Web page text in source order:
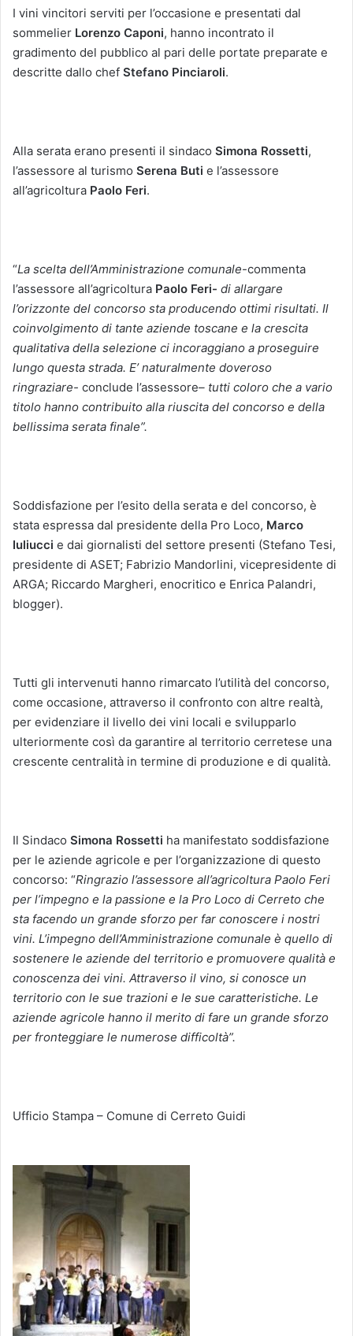
I vini vincitori serviti per l’occasione e presentati dal
sommelier Lorenzo Caponi, hanno incontrato il
gradimento del pubblico al pari delle portate preparate e
descritte dallo chef Stefano Pinciaroli.
Alla serata erano presenti il sindaco Simona Rossetti,
l’assessore al turismo Serena Buti e l’assessore
all’agricoltura Paolo Feri.
“La scelta dell’Amministrazione comunale-commenta
l’assessore all’agricoltura Paolo Feri- di allargare
l’orizzonte del concorso sta producendo ottimi risultati. Il
coinvolgimento di tante aziende toscane e la crescita
qualitativa della selezione ci incoraggiano a proseguire
lungo questa strada. E’ naturalmente doveroso
ringraziare- conclude l’assessore– tutti coloro che a vario
titolo hanno contribuito alla riuscita del concorso e della
bellissima serata finale”.
Soddisfazione per l’esito della serata e del concorso, è
stata espressa dal presidente della Pro Loco, Marco
Iuliucci e dai giornalisti del settore presenti (Stefano Tesi,
presidente di ASET; Fabrizio Mandorlini, vicepresidente di
ARGA; Riccardo Margheri, enocritico e Enrica Palandri,
blogger).
Tutti gli intervenuti hanno rimarcato l’utilità del concorso,
come occasione, attraverso il confronto con altre realtà,
per evidenziare il livello dei vini locali e svilupparlo
ulteriormente così da garantire al territorio cerretese una
crescente centralità in termine di produzione e di qualità.
Il Sindaco Simona Rossetti ha manifestato soddisfazione
per le aziende agricole e per l’organizzazione di questo
concorso: “Ringrazio l’assessore all’agricoltura Paolo Feri
per l’impegno e la passione e la Pro Loco di Cerreto che
sta facendo un grande sforzo per far conoscere i nostri
vini. L’impegno dell’Amministrazione comunale è quello di
sostenere le aziende del territorio e promuovere qualità e
conoscenza dei vini. Attraverso il vino, si conosce un
territorio con le sue trazioni e le sue caratteristiche. Le
aziende agricole hanno il merito di fare un grande sforzo
per fronteggiare le numerose difficoltà”.
Ufficio Stampa – Comune di Cerreto Guidi